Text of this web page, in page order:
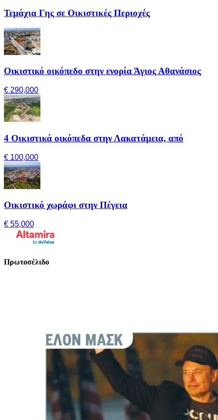
Τεμάχια Γης σε Οικιστικές Περιοχές
Οικιστικό οικόπεδο στην ενορία Άγιος Αθανάσιος
€ 290,000
4 Οικιστικά οικόπεδα στην Λακατάμεια, από
€ 100,000
Οικιστικό χωράφι στην Πέγεια
€ 55,000
Πρωτοσέλιδο